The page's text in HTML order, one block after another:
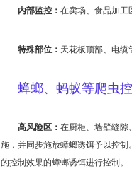
内部监控： 在卖场、食品加工
特殊部位： 天花板顶部、电缆
蟑螂、蚂蚁等爬虫控
高风险区： 在厨柜、墙壁缝隙
施，并同步施放蟑螂诱饵予以控
的控制效果的蟑螂诱饵进行控制。